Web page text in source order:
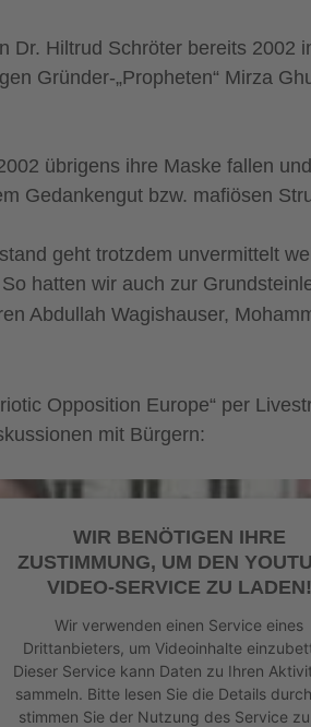
Dr. Hiltrud Schröter bereits 2002
Gründer-„Propheten“ Mirza
übrigens ihre Maske fallen
Gedankengut bzw. mafiösen
geht trotzdem unvermittelt
hatten wir auch zur
Abdullah Wagishauser,
Opposition Europe“ per
mit Bürgern:
WIR BENÖTIGEN IHRE
ZUSTIMMUNG, UM DEN
VIDEO-SERVICE ZU LADEN!
Wir verwenden einen Service eines
Drittanbieters, um Videoinhalte
Dieser Service kann Daten zu Ihren
sammeln. Bitte lesen Sie die Details
stimmen Sie der Nutzung des Service